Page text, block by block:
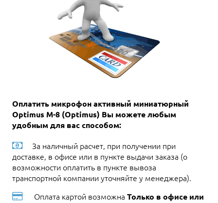
Оплатить микрофон активный миниатюрный
Optimus M-8 (Optimus) Вы можете любым
удобным для вас способом:
За наличный расчет, при получении при
доставке, в офисе или в пункте выдачи заказа (о
возможности оплатить в пункте вывоза
транспортной компании уточняйте у менеджера).
Оплата картой возможна Только в офисе или